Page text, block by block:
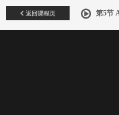
返回课程页 第5节